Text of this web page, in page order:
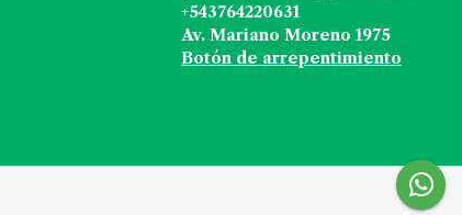
+543764220631
Av. Mariano Moreno 1975
Botón de arrepentimiento